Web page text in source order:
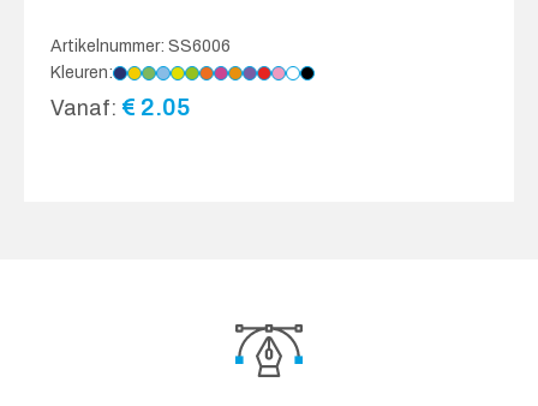
Artikelnummer: SS6006
Kleuren:
Vanaf: € 2.05